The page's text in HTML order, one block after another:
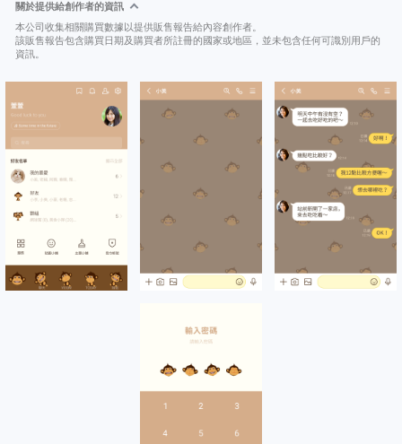
關於提供給創作者的資訊
本公司收集相關購買數據以提供販售報告給內容創作者。
該販售報告包含購買日期及購買者所註冊的國家或地區，並未包含任何可識別用戶的
資訊。